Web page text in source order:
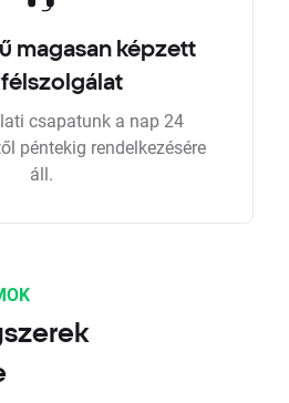
magasan képzett
csapatunk a nap 24
péntekig rendelkezésére
áll.